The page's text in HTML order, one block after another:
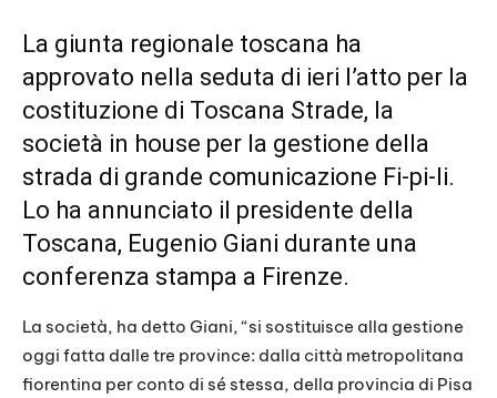
La giunta regionale toscana ha
approvato nella seduta di ieri l’atto per la
costituzione di Toscana Strade, la
società in house per la gestione della
strada di grande comunicazione Fi-pi-li.
Lo ha annunciato il presidente della
Toscana, Eugenio Giani durante una
conferenza stampa a Firenze.
La società, ha detto Giani, “si sostituisce alla gestione
oggi fatta dalle tre province: dalla città metropolitana
fiorentina per conto di sé stessa, della provincia di Pisa